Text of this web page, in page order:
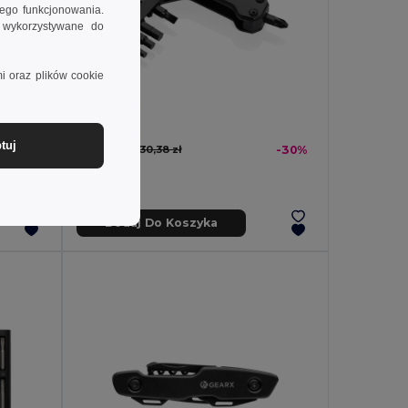
-30% 30,38 zł -30%
Dodaj Do Koszyka
funkcjonowania.
do
oraz plików cookie